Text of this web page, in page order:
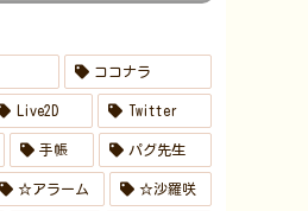
ココナラ
Live2D Twitter
手帳 パグ先生
☆アラーム ☆沙羅咲